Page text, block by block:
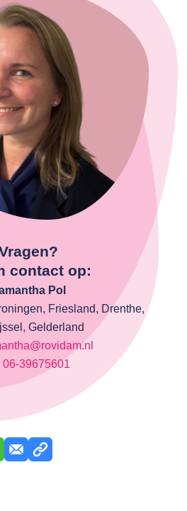
contact op:
Pol
Friesland, Drenthe,
Gelderland
06-39675601